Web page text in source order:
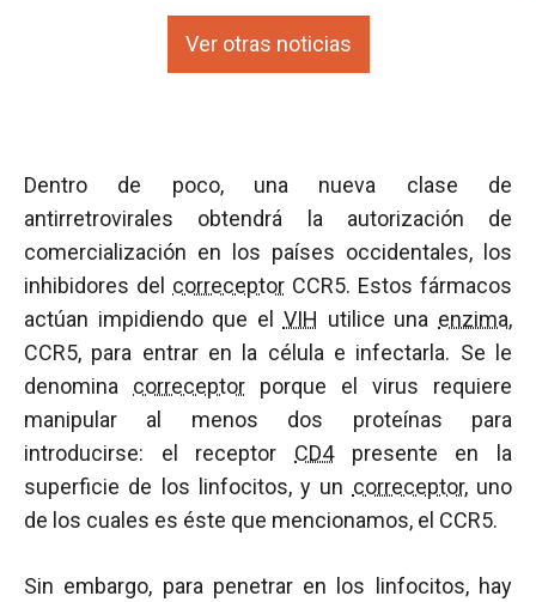
Ver otras noticias
Dentro de poco, una nueva clase de
antirretrovirales obtendrá la autorización de
comercialización en los países occidentales, los
inhibidores del correceptor CCR5. Estos fármacos
actúan impidiendo que el VIH utilice una enzima,
CCR5, para entrar en la célula e infectarla. Se le
denomina correceptor porque el virus requiere
manipular al menos dos proteínas para
introducirse: el receptor CD4presente en la
superficie de los linfocitos, y un correceptor, uno
de los cuales es éste que mencionamos, el CCR5.
Sin embargo, para penetrar en los linfocitos, hay